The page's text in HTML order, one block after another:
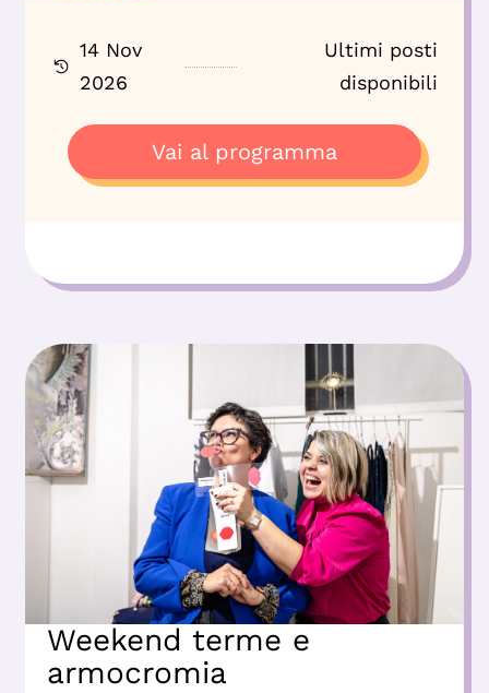
14 Nov
2026
Ultimi posti
disponibili
Vai al programma
Weekend terme e
armocromia